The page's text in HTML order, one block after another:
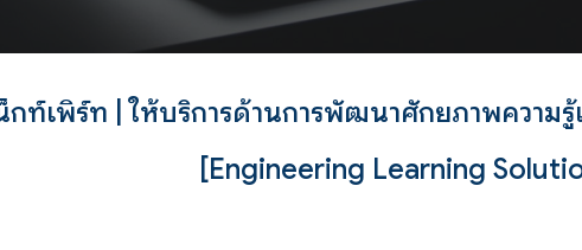
กท์เพิร์ท | ให้บริการด้านการพัฒนาศักยภาพความ
[Engineering Learning